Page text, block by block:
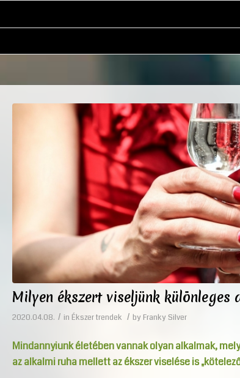
Milyen ékszert viseljünk különleges
2020.04.08. / in Ékszer trendek / byFranky Silver
Mindannyiunk életében vannak olyan alkalmak,
az alkalmi ruha mellett az ékszer viselése is